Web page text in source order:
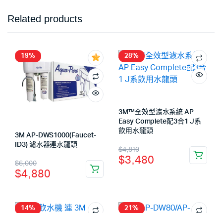
Related products
19%
3M AP-DWS1000(Faucet-
ID3) 濾水器連水龍頭
$6,000
$4,880
28%
3M™️全效型濾水系統 AP
Easy Complete配3合1 J系
飲用水龍頭
$4,810
$3,480
14% 21%